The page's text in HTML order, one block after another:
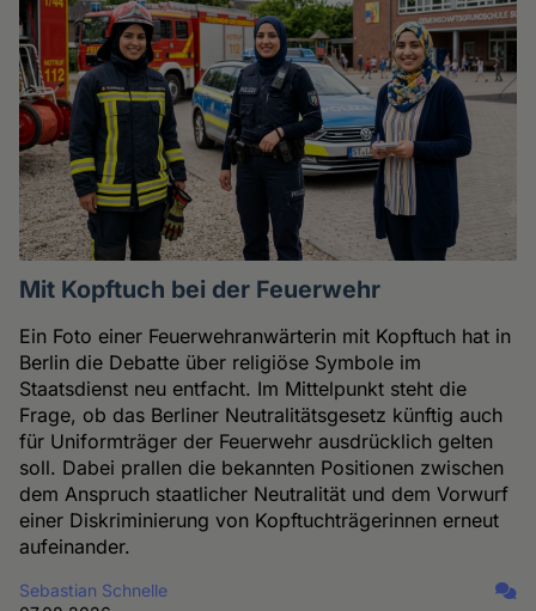
Mit Kopftuch bei der Feuerwehr
Ein Foto einer Feuerwehranwärterin mit Kopftuch hat in
Berlin die Debatte über religiöse Symbole im
Staatsdienst neu entfacht. Im Mittelpunkt steht die
Frage, ob das Berliner Neutralitätsgesetz künftig auch
für Uniformträger der Feuerwehr ausdrücklich gelten
soll. Dabei prallen die bekannten Positionen zwischen
dem Anspruch staatlicher Neutralität und dem Vorwurf
einer Diskriminierung von Kopftuchträgerinnen erneut
aufeinander.
Sebastian Schnelle